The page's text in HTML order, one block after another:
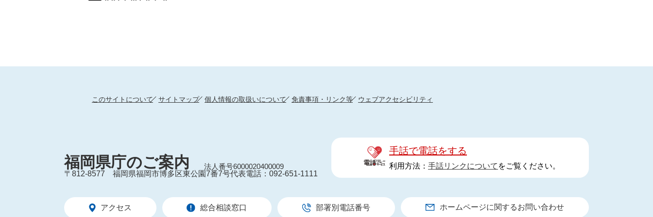
このサイトについて サイトマップ 個人情報の取扱いについて 免責事項・リンク等 ウェブアクセシビリティ
福岡県庁のご案内
法人番号6000020400009
〒812-8577
福岡県福岡市博多区東公園7番7号代表電話：092-651-1111
手話で電話をする
利用方法： 手話リンクについて をご覧ください。
アクセス 総合相談窓口 部署別電話番号 ホームページに関するお問い合わせ